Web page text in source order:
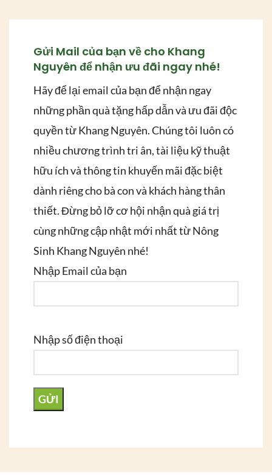
Gửi Mail của bạn về cho Khang
Nguyên để nhận ưu đãi ngay nhé!
Hãy để lại email của bạn để nhận ngay
những phần quà tặng hấp dẫn và ưu đãi độc
quyền từ Khang Nguyên. Chúng tôi luôn có
nhiều chương trình tri ân, tài liệu kỹ thuật
hữu ích và thông tin khuyến mãi đặc biệt
dành riêng cho bà con và khách hàng thân
thiết. Đừng bỏ lỡ cơ hội nhận quà giá trị
cùng những cập nhật mới nhất từ Nông
Sinh Khang Nguyên nhé!
Nhập Email của bạn
Nhập số điện thoại